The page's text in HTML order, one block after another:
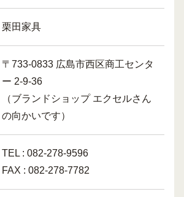
栗田家具
〒733-0833 広島市西区商工センタ
ー 2-9-36
（ブランドショップ エクセルさん
の向かいです）
TEL : 082-278-9596
FAX : 082-278-7782